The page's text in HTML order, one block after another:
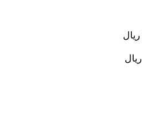
ریال
ریال